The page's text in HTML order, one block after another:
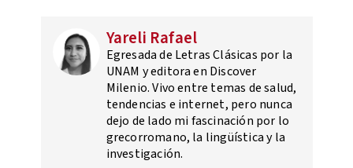
Yareli Rafael
Egresada de Letras Clásicas por la
UNAM y editora en Discover
Milenio. Vivo entre temas de salud,
tendencias e internet, pero nunca
dejo de lado mi fascinación por lo
grecorromano, la lingüística y la
investigación.